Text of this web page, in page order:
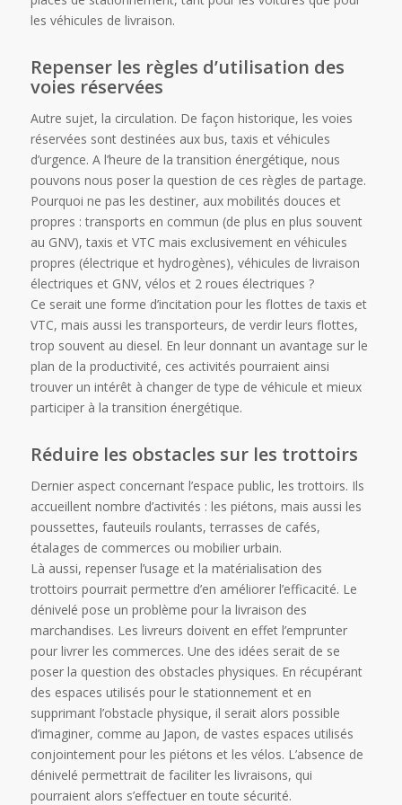
les véhicules de livraison.
Repenser les règles d’utilisation des
voies réservées
Autre sujet, la circulation. De façon historique, les voies
réservées sont destinées aux bus, taxis et véhicules
d’urgence. A l’heure de la transition énergétique, nous
pouvons nous poser la question de ces règles de partage.
Pourquoi ne pas les destiner, aux mobilités douces et
propres : transports en commun (de plus en plus souvent
au GNV), taxis et VTC mais exclusivement en véhicules
propres (électrique et hydrogènes), véhicules de livraison
électriques et GNV, vélos et 2 roues électriques ?
Ce serait une forme d’incitation pour les flottes de taxis et
VTC, mais aussi les transporteurs, de verdir leurs flottes,
trop souvent au diesel. En leur donnant un avantage sur le
plan de la productivité, ces activités pourraient ainsi
trouver un intérêt à changer de type de véhicule et mieux
participer à la transition énergétique.
Réduire les obstacles sur les trottoirs
Dernier aspect concernant l’espace public, les trottoirs. Ils
accueillent nombre d’activités : les piétons, mais aussi les
poussettes, fauteuils roulants, terrasses de cafés,
étalages de commerces ou mobilier urbain.
Là aussi, repenser l’usage et la matérialisation des
trottoirs pourrait permettre d’en améliorer l’efficacité. Le
dénivelé pose un problème pour la livraison des
marchandises. Les livreurs doivent en effet l’emprunter
pour livrer les commerces. Une des idées serait de se
poser la question des obstacles physiques. En récupérant
des espaces utilisés pour le stationnement et en
supprimant l’obstacle physique, il serait alors possible
d’imaginer, comme au Japon, de vastes espaces utilisés
conjointement pour les piétons et les vélos. L’absence de
dénivelé permettrait de faciliter les livraisons, qui
pourraient alors s’effectuer en toute sécurité.